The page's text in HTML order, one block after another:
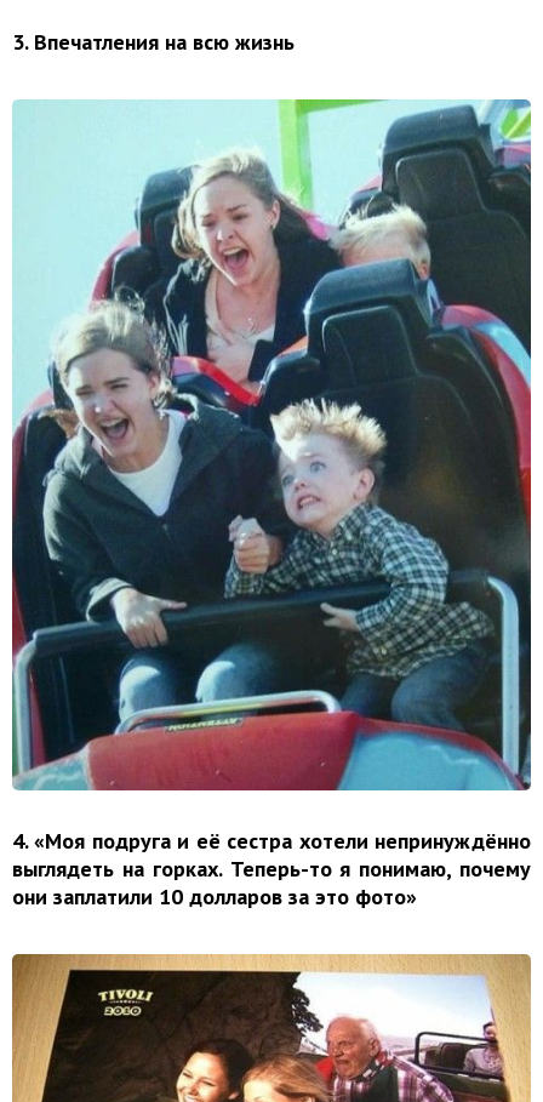
3. Впечатления на всю жизнь
4. «Моя подруга и её сестра хотели непринуждённо
выглядеть на горках. Теперь-то я понимаю, почему
они заплатили 10 долларов за это фото»